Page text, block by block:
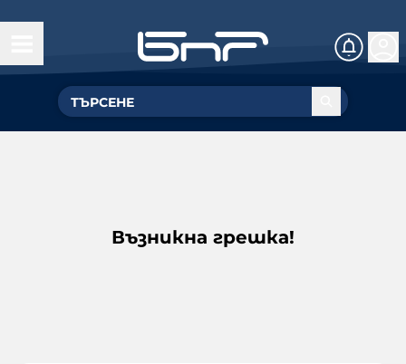
Възникна грешка!